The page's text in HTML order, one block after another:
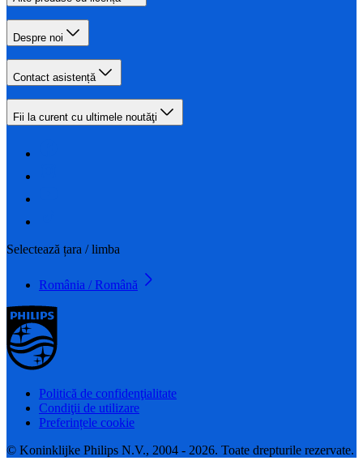
Despre noi
Contact asistență
Fii la curent cu ultimele noutăţi
Selectează țara / limba
România / Română
Politică de confidenţialitate
Condiţii de utilizare
Preferințele cookie
© Koninklijke Philips N.V., 2004 - 2026. Toate drepturile rezervate.